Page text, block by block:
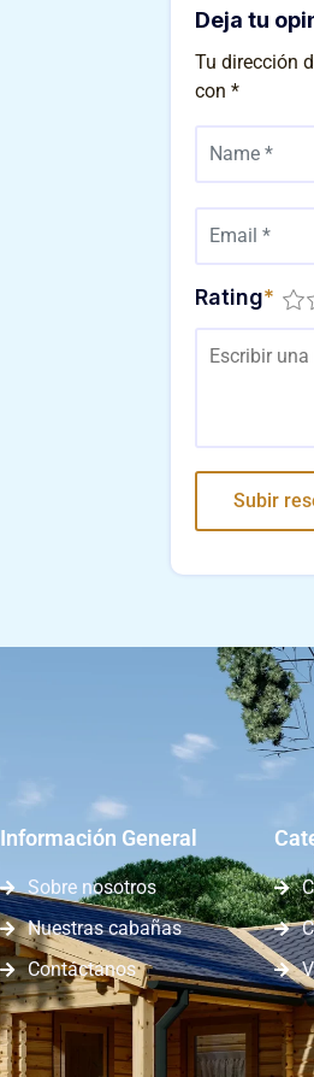
Deja tu
Tu dirección
con *
Rating*
Información General
Sobre nosotros
Nuestras cabañas
Contáctanos